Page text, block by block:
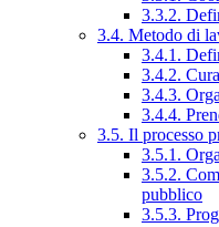
3.3.2.
3.4. Metodo di
3.4.1.
3.4.2.
3.4.3.
3.4.4.
3.5. Il processo
3.5.1.
3.5.2.
pubblico
3.5.3.